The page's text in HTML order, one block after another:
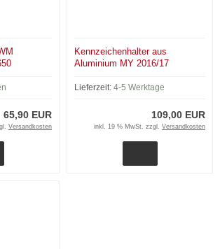
65,90 EUR
Versandkosten
Kennzeichenhalter aus
Aluminium MY 2016/17
Lieferzeit: 4-5 Werktage
109,00 EUR
inkl. 19 % MwSt. zzgl. Versandkosten